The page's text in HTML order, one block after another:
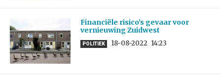
Financiële risico’s gevaar voor
vernieuwing Zuidwest
POLITIEK 18-08-2022 14:23